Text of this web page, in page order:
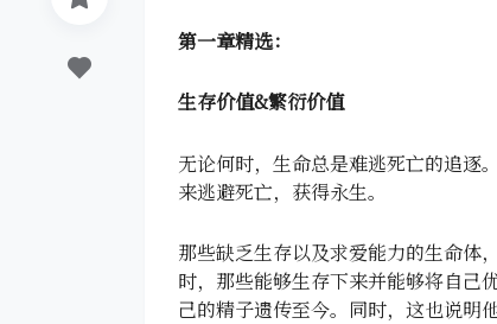
第一章精选：
生存价值&繁衍价值
无论何时，生命总是难逃死亡的追逐
来逃避死亡，获得永生。
那些缺乏生存以及求爱能力的生命体
时，那些能够生存下来并能够将自己
己的精子遗传至今。同时，这也说明